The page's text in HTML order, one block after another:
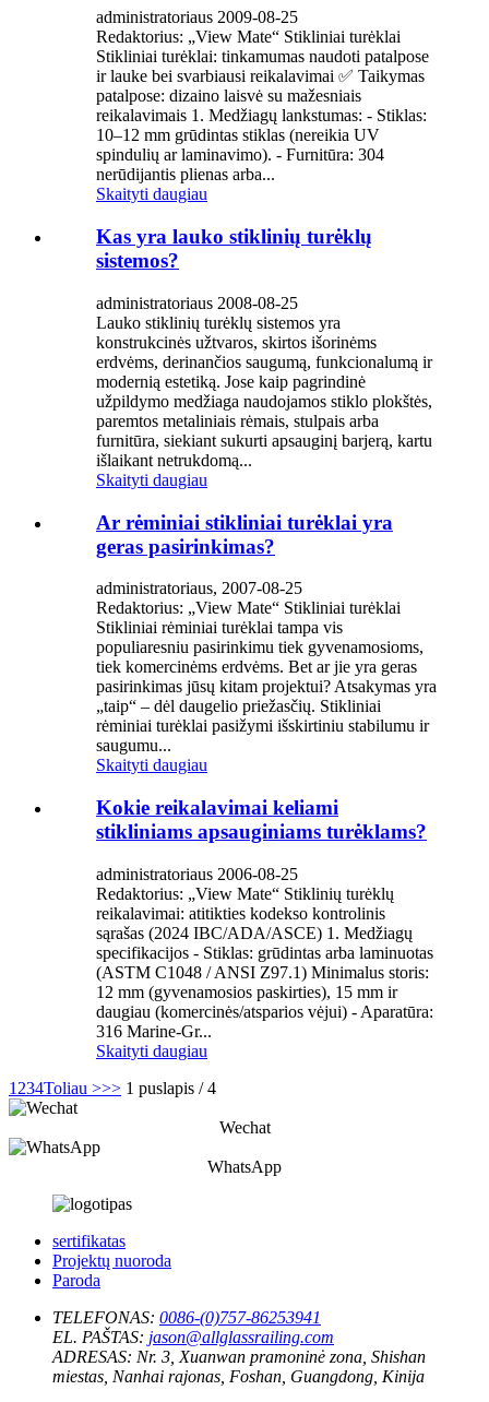
administratoriaus 2009-08-25
Redaktorius: „View Mate“ Stikliniai turėklai
Stikliniai turėklai: tinkamumas naudoti patalpose
ir lauke bei svarbiausi reikalavimai ✅ Taikymas
patalpose: dizaino laisvė su mažesniais
reikalavimais 1. Medžiagų lankstumas: - Stiklas:
10–12 mm grūdintas stiklas (nereikia UV
spindulių ar laminavimo). - Furnitūra: 304
nerūdijantis plienas arba...
Skaityti daugiau
Kas yra lauko stiklinių turėklų
sistemos?
administratoriaus 2008-08-25
Lauko stiklinių turėklų sistemos yra
konstrukcinės užtvaros, skirtos išorinėms
erdvėms, derinančios saugumą, funkcionalumą ir
modernią estetiką. Jose kaip pagrindinė
užpildymo medžiaga naudojamos stiklo plokštės,
paremtos metaliniais rėmais, stulpais arba
furnitūra, siekiant sukurti apsauginį barjerą, kartu
išlaikant netrukdomą...
Skaityti daugiau
Ar rėminiai stikliniai turėklai yra
geras pasirinkimas?
administratoriaus, 2007-08-25
Redaktorius: „View Mate“ Stikliniai turėklai
Stikliniai rėminiai turėklai tampa vis
populiaresniu pasirinkimu tiek gyvenamosioms,
tiek komercinėms erdvėms. Bet ar jie yra geras
pasirinkimas jūsų kitam projektui? Atsakymas yra
„taip“ – dėl daugelio priežasčių. Stikliniai
rėminiai turėklai pasižymi išskirtiniu stabilumu ir
saugumu...
Skaityti daugiau
Kokie reikalavimai keliami
stikliniams apsauginiams turėklams?
administratoriaus 2006-08-25
Redaktorius: „View Mate“ Stiklinių turėklų
reikalavimai: atitikties kodekso kontrolinis
sąrašas (2024 IBC/ADA/ASCE) 1. Medžiagų
specifikacijos - Stiklas: grūdintas arba laminuotas
(ASTM C1048 / ANSI Z97.1) Minimalus storis:
12 mm (gyvenamosios paskirties), 15 mm ir
daugiau (komercinės/atsparios vėjui) - Aparatūra:
316 Marine-Gr...
Skaityti daugiau
1 234Toliau >>> 1 puslapis / 4
Wechat
WhatsApp
sertifikatas
Projektų nuoroda
Paroda
TELEFONAS: 0086-(0)757-86253941
EL. PAŠTAS: jason@allglassrailing.com
ADRESAS: Nr. 3, Xuanwan pramoninė zona, Shishan
miestas, Nanhai rajonas, Foshan, Guangdong, Kinija